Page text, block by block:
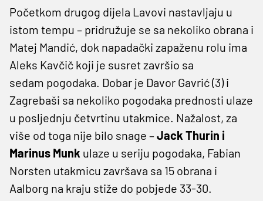
Početkom drugog dijela Lavovi nastavljaju u
istom tempu – pridružuje se sa nekoliko obrana i
Matej Mandić, dok napadački zapaženu rolu ima
Aleks Kavčič koji je susret završio sa
sedam pogodaka. Dobar je Davor Gavrić (3) i
Zagrebaši sa nekoliko pogodaka prednosti ulaze
u posljednju četvrtinu utakmice. Nažalost, za
više od toga nije bilo snage –Jack Thurin i
Marinus Munk ulaze u seriju pogodaka, Fabian
Norsten utakmicu završava sa 15 obrana i
Aalborg na kraju stiže do pobjede 33-30.